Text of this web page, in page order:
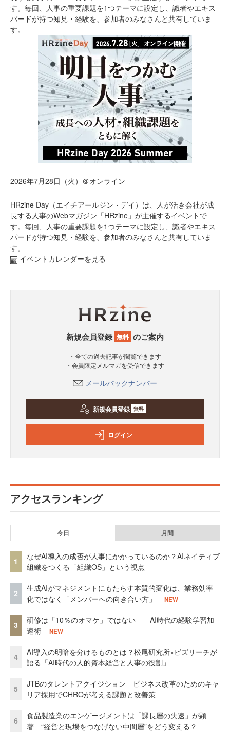
す。毎回、人事の重要課題を1つテーマに設定し、識者やエキス
パードが持つ知見・経験を、参加者のみなさんと共有していま
す。
2026年7月28日（火）＠オンライン
HRzine Day（エイチアールジン・デイ）は、人が活き会社が成
長する人事のWebマガジン「HRzine」が主催するイベントで
す。毎回、人事の重要課題を1つテーマに設定し、識者やエキス
パードが持つ知見・経験を、参加者のみなさんと共有していま
す。
イベントカレンダーを見る
新規会員登録 無料 のご案内
・全ての過去記事が閲覧できます
・会員限定メルマガを受信できます
メールバックナンバー
新規会員登録 無料
ログイン
アクセスランキング
今日 月間
1
なぜAI導入の成否が人事にかかっているのか？AIネイティブ
組織をつくる「組織OS」という視点
2
生成AIがマネジメントにもたらす本質的変化は、業務効率
化ではなく「メンバーへの向き合い方」
NEW
3
研修は「10％のオマケ」ではない——AI時代の経験学習加
速術
NEW
4
AI導入の明暗を分けるものとは？松尾研究所×ビズリーチが
語る「AI時代の人的資本経営と人事の役割」
5
JTBのタレントアクイジション ビジネス改革のためのキャ
リア採用でCHROが考える課題と改善策
6
食品製造業のエンゲージメントは「課長層の失速」が顕
著 “経営と現場をつなげない中間層”をどう変える？